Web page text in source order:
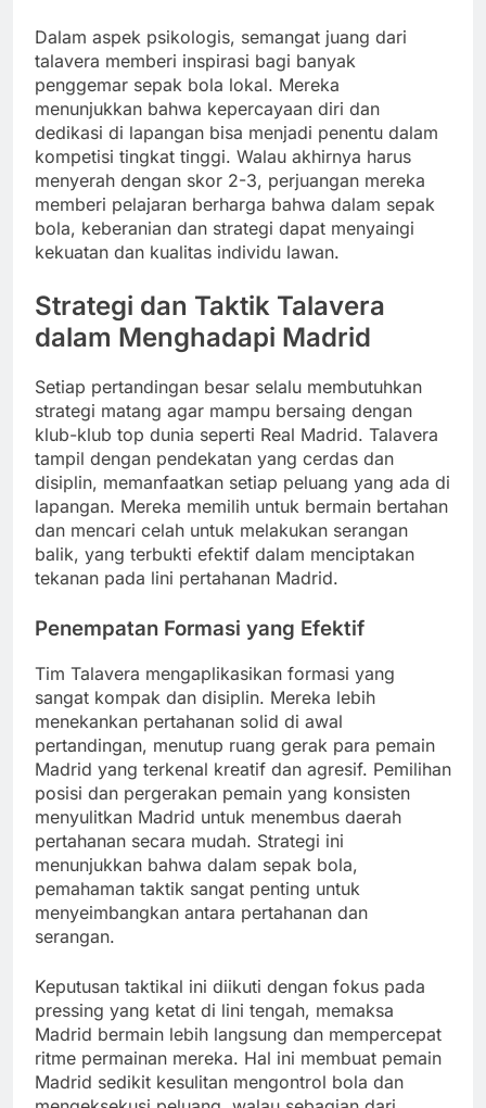
Dalam aspek psikologis, semangat juang dari
talavera memberi inspirasi bagi banyak
penggemar sepak bola lokal. Mereka
menunjukkan bahwa kepercayaan diri dan
dedikasi di lapangan bisa menjadi penentu dalam
kompetisi tingkat tinggi. Walau akhirnya harus
menyerah dengan skor 2-3, perjuangan mereka
memberi pelajaran berharga bahwa dalam sepak
bola, keberanian dan strategi dapat menyaingi
kekuatan dan kualitas individu lawan.
Strategi dan Taktik Talavera
dalam Menghadapi Madrid
Setiap pertandingan besar selalu membutuhkan
strategi matang agar mampu bersaing dengan
klub-klub top dunia seperti Real Madrid. Talavera
tampil dengan pendekatan yang cerdas dan
disiplin, memanfaatkan setiap peluang yang ada di
lapangan. Mereka memilih untuk bermain bertahan
dan mencari celah untuk melakukan serangan
balik, yang terbukti efektif dalam menciptakan
tekanan pada lini pertahanan Madrid.
Penempatan Formasi yang Efektif
Tim Talavera mengaplikasikan formasi yang
sangat kompak dan disiplin. Mereka lebih
menekankan pertahanan solid di awal
pertandingan, menutup ruang gerak para pemain
Madrid yang terkenal kreatif dan agresif. Pemilihan
posisi dan pergerakan pemain yang konsisten
menyulitkan Madrid untuk menembus daerah
pertahanan secara mudah. Strategi ini
menunjukkan bahwa dalam sepak bola,
pemahaman taktik sangat penting untuk
menyeimbangkan antara pertahanan dan
serangan.
Keputusan taktikal ini diikuti dengan fokus pada
pressing yang ketat di lini tengah, memaksa
Madrid bermain lebih langsung dan mempercepat
ritme permainan mereka. Hal ini membuat pemain
Madrid sedikit kesulitan mengontrol bola dan